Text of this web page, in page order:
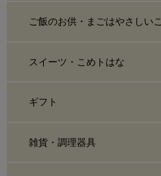
ご飯のお供・まごはやさしいこ
スイーツ・こめトはな
ギフト
雑貨・調理器具